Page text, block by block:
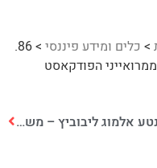
> כלים ומידע פיננסי >
86.
הפודקאסט
87. נטע אלמוג ליבוביץ – משכנתא זה לא רק הריבית